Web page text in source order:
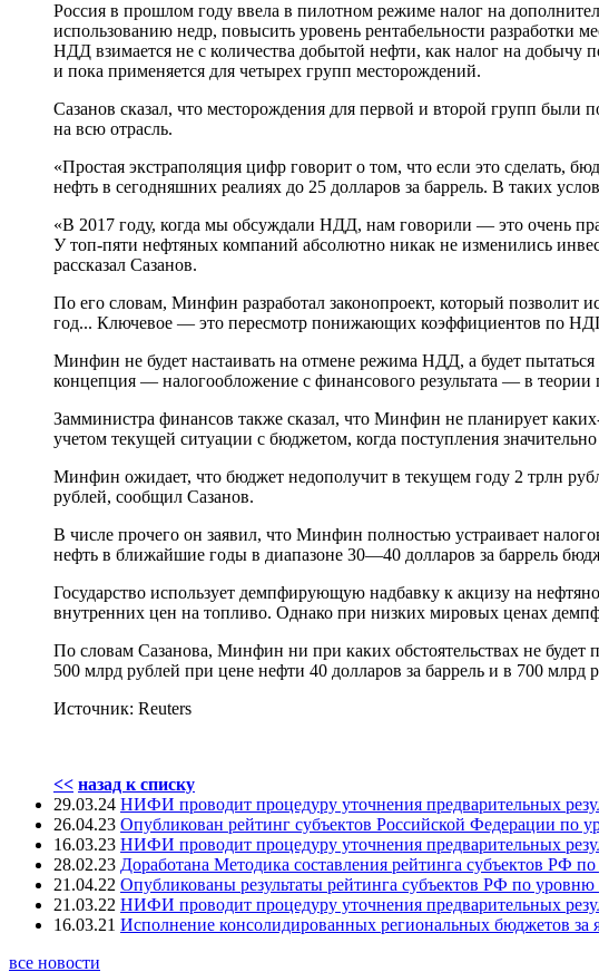
Россия в прошлом году ввела в пилотном режиме налог на
использованию недр, повысить уровень рентабельности
НДД взимается не с количества добытой нефти, как налог на добычу
и пока применяется для четырех групп месторождений.
Сазанов сказал, что месторождения для первой и второй групп
на всю отрасль.
«Простая экстраполяция цифр говорит о том, что если это сделать,
нефть в сегодняшних реалиях до 25 долларов за баррель. В таких
«В 2017 году, когда мы обсуждали НДД, нам говорили — это очень
У топ-пяти нефтяных компаний абсолютно никак не изменились
рассказал Сазанов.
По его словам, Минфин разработал законопроект, который
год... Ключевое — это пересмотр понижающих коэффициентов по
Минфин не будет настаивать на отмене режима НДД, а будет
концепция — налогообложение с финансового результата — в
Замминистра финансов также сказал, что Минфин не планирует
учетом текущей ситуации с бюджетом, когда поступления
Минфин ожидает, что бюджет недополучит в текущем году 2 трлн
рублей, сообщил Сазанов.
В числе прочего он заявил, что Минфин полностью устраивает
нефть в ближайшие годы в диапазоне 30—40 долларов за баррель
Государство использует демпфирующую надбавку к акцизу на
внутренних цен на топливо. Однако при низких мировых ценах
По словам Сазанова, Минфин ни при каких обстоятельствах не будет
500 млрд рублей при цене нефти 40 долларов за баррель и в 700 млрд
Источник: Reuters
<< назад к списку
29.03.24 НИФИ проводит процедуру уточнения предварительных
26.04.23 Опубликован рейтинг субъектов Российской Федерации по
16.03.23 НИФИ проводит процедуру уточнения предварительных
28.02.23 Доработана Методика составления рейтинга субъектов РФ
21.04.22 Опубликованы результаты рейтинга субъектов РФ по
21.03.22 НИФИ проводит процедуру уточнения предварительных
16.03.21 Исполнение консолидированных региональных бюджетов за
все новости